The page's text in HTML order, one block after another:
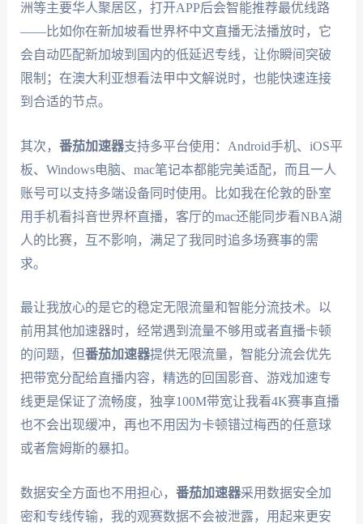
洲等主要华人聚居区，打开APP后会智能推荐最优线路
——比如你在新加坡看世界杯中文直播无法播放时，它
会自动匹配新加坡到国内的低延迟专线，让你瞬间突破
限制；在澳大利亚想看法甲中文解说时，也能快速连接
到合适的节点。
其次， 番茄加速器支持多平台使用：Android手机、iOS平
板、Windows电脑、mac笔记本都能完美适配，而且一人
账号可以支持多端设备同时使用。比如我在伦敦的卧室
用手机看抖音世界杯直播，客厅的mac还能同步看NBA湖
人的比赛，互不影响，满足了我同时追多场赛事的需
求。
最让我放心的是它的稳定无限流量和智能分流技术。以
前用其他加速器时，经常遇到流量不够用或者直播卡顿
的问题，但番茄加速器提供无限流量，智能分流会优先
把带宽分配给直播内容，精选的回国影音、游戏加速专
线更是保证了流畅度，独享100M带宽让我看4K赛事直播
也不会出现缓冲，再也不用因为卡顿错过梅西的任意球
或者詹姆斯的暴扣。
数据安全方面也不用担心， 番茄加速器采用数据安全加
密和专线传输，我的观赛数据不会被泄露，用起来更安